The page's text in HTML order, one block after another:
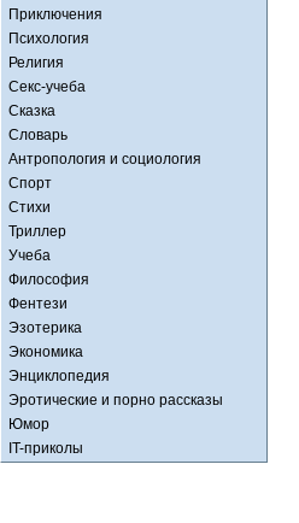
Приключения
Психология
Религия
Секс-учеба
Сказка
Словарь
Антропология и социология
Спорт
Стихи
Триллер
Учеба
Философия
Фентези
Эзотерика
Экономика
Энциклопедия
Эротические и порно рассказы
Юмор
IT-приколы